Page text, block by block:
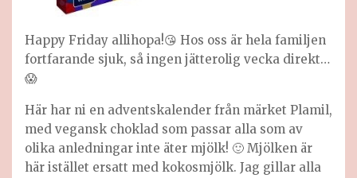
Happy Friday allihopa!😘 Hos oss är hela familjen
fortfarande sjuk, så ingen jätterolig vecka direkt…
😱
Här har ni en adventskalender från märket Plamil,
med vegansk choklad som passar alla som av
olika anledningar inte äter mjölk! 🙂 Mjölken är
här istället ersatt med kokosmjölk. Jag gillar alla